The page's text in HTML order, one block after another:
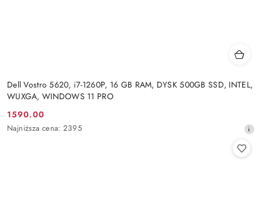
Dell Vostro 5620, i7-1260P, 16 GB RAM, DYSK 500GB SSD, INTEL,
WUXGA, WINDOWS 11 PRO
Cena
promocyjna:
1590.00
Najniższa
Najniższa cena: 2395